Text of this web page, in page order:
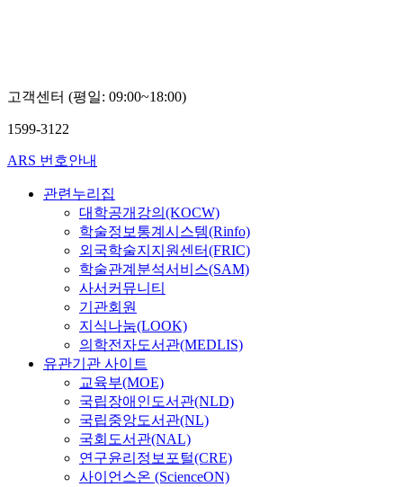
고객센터 (평일: 09:00~18:00)
1599-3122
ARS 번호안내
관련누리집
대학공개강의(KOCW)
학술정보통계시스템(Rinfo)
외국학술지지원센터(FRIC)
학술관계분석서비스(SAM)
사서커뮤니티
기관회원
지식나눔(LOOK)
의학전자도서관(MEDLIS)
유관기관 사이트
교육부(MOE)
국립장애인도서관(NLD)
국립중앙도서관(NL)
국회도서관(NAL)
연구윤리정보포털(CRE)
사이언스온 (ScienceON)